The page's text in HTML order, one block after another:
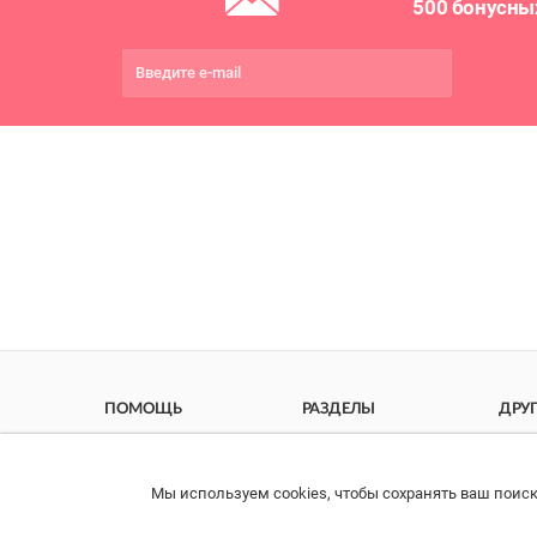
500
Мы используем cookies, чтобы сохранять ваш
РАЗДЕЛЫ
Ветаптека
ПОМОЩЬ
Права потребителя